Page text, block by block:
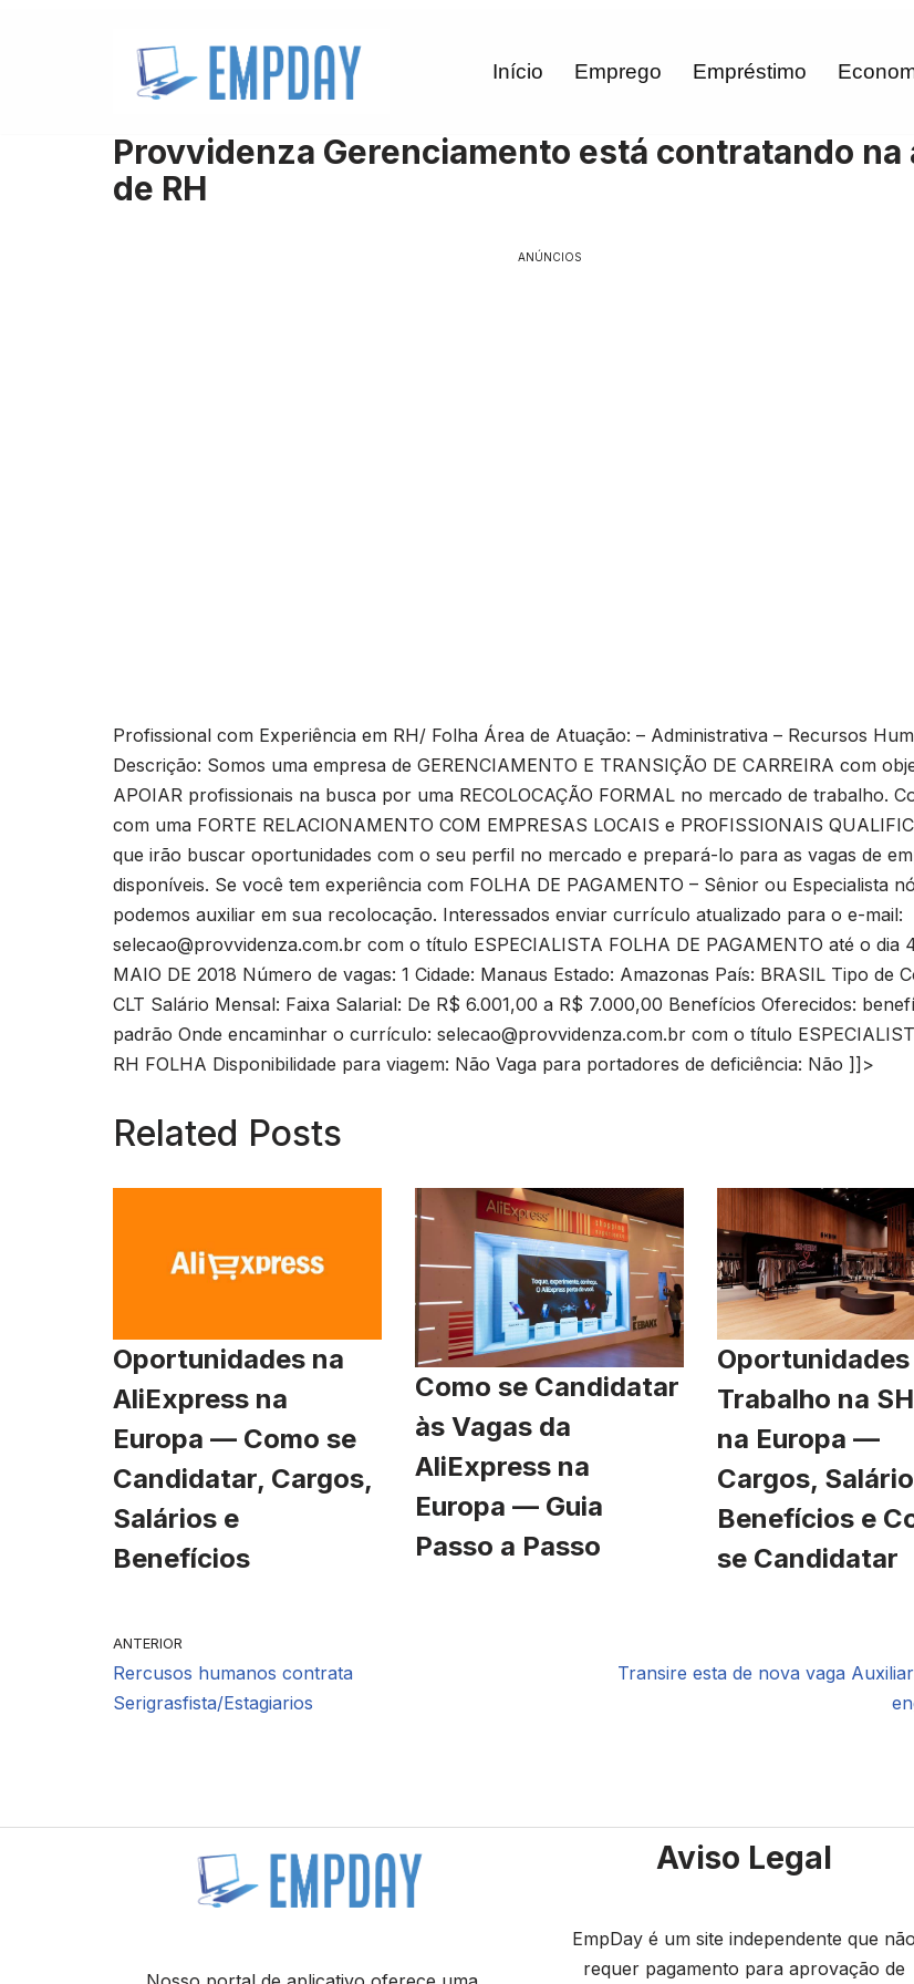
Início Emprego Empréstimo
Provvidenza Gerenciamento está contratando na
de RH
ANÚNCIOS
Profissional com Experiência em RH/ Folha Área de Atuação: – Administrativa – Recursos
Descrição: Somos uma empresa de GERENCIAMENTO E TRANSIÇÃO DE CARREIRA com
APOIAR profissionais na busca por uma RECOLOCAÇÃO FORMAL no mercado de trabalho.
com uma FORTE RELACIONAMENTO COM EMPRESAS LOCAIS e PROFISSIONAIS
que irão buscar oportunidades com o seu perfil no mercado e prepará-lo para as vagas de
disponíveis. Se você tem experiência com FOLHA DE PAGAMENTO – Sênior ou Especialista
podemos auxiliar em sua recolocação. Interessados enviar currículo atualizado para o e-mail:
selecao@provvidenza.com.br com o título ESPECIALISTA FOLHA DE PAGAMENTO até o dia
MAIO DE 2018 Número de vagas: 1 Cidade: Manaus Estado: Amazonas País: BRASIL Tipo de
CLT Salário Mensal: Faixa Salarial: De R$ 6.001,00 a R$ 7.000,00 Benefícios Oferecidos:
padrão Onde encaminhar o currículo: selecao@provvidenza.com.br com o título
RH FOLHA Disponibilidade para viagem: Não Vaga para portadores de deficiência: Não ]]>
Related Posts
Oportunidades na
AliExpress na
Europa — Como se
Candidatar, Cargos,
Salários e
Benefícios
Como se Candidatar
às Vagas da
AliExpress na
Europa — Guia
Passo a Passo
Trabalho na
na Europa —
Cargos,
Benefícios e
se Candidatar
ANTERIOR
Rercusos humanos contrata
Serigrasfista/Estagiarios
Transire esta de nova vaga
Aviso Legal
EmpDay é um site independente que não
requer pagamento para aprovação de